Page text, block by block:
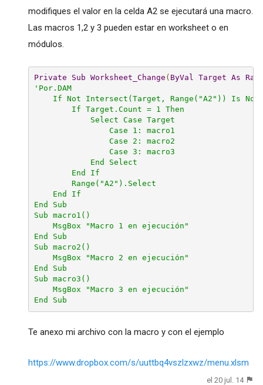
modifiques el valor en la celda A2 se ejecutará una macro.
Las macros 1,2 y 3 pueden estar en worksheet o en
módulos.
Private Sub Worksheet_Change ( ByVal Target As
'Por.DAM
If Not Intersect(Target, Range("A2")) Is
If Target.Count = 1 Then
Select Case Target
Case 1: macro1
Case 2: macro2
Case 3: macro3
End Select
End If
Range("A2").Select
End If
End Sub
Sub macro1()
MsgBox "Macro 1 en ejecución"
End Sub
Sub macro2()
MsgBox "Macro 2 en ejecución"
End Sub
Sub macro3()
MsgBox "Macro 3 en ejecución"
End Sub
Te anexo mi archivo con la macro y con el ejemplo
https://www.dropbox.com/s/uuttbq4vszlzxwz/menu.xlsm
el 20 jul. 14